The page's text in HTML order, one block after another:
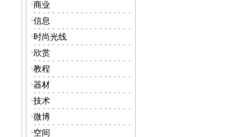
·商业
·信息
·时尚光线
·欣赏
·教程
·器材
·技术
·微博
·空间